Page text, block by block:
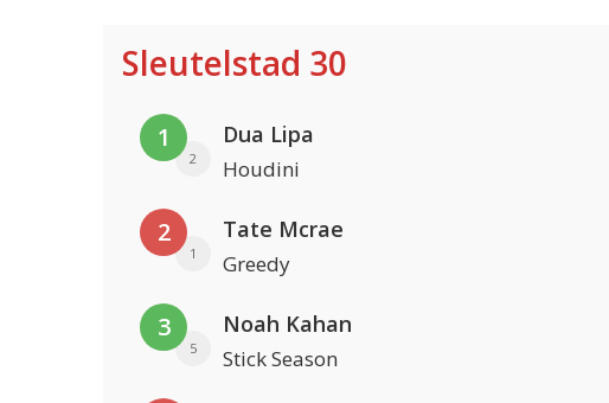
Sleutelstad 30
1
2
Dua Lipa
Houdini
2
1
Tate Mcrae
Greedy
3
5
Noah Kahan
Stick Season